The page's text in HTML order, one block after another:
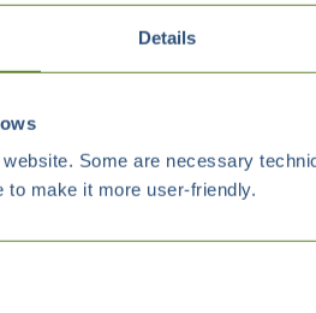
Details
Some are necessary
to make it more user-friendly.